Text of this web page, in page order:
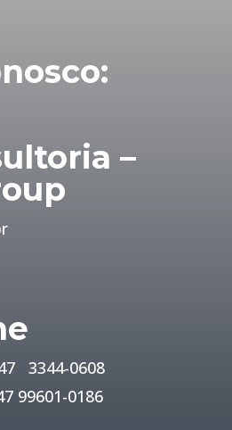
–
3344-0608
99601-0186